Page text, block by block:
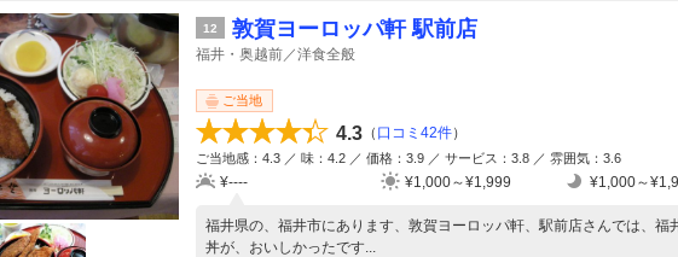
12 敦賀ヨーロッパ軒 駅前店
福井・奥越前／洋食全般
ご当地
4.3 （ 口コミ42件）
ご当地感：4.3 ／ 味：4.2 ／ 価格：3.9 ／ サービス：3.8 ／ 雰囲気：3.6
¥---- ¥1,000～¥1,999 ¥1,000～
福井県の、福井市にあります、敦賀ヨーロッパ軒、駅前店さんでは、福
丼が、おいしかったです...